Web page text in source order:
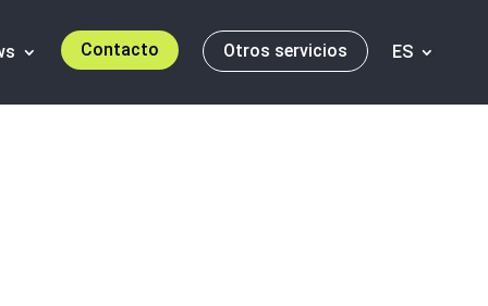
Contacto Otros servicios ES